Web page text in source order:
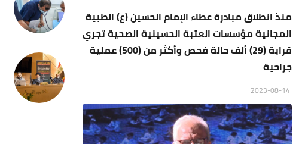
منذ انطلاق مبادرة عطاء الإمام الحسين (ع) الطبية
المجانية مؤسسات العتبة الحسينية الصحية تجري
قرابة (29) ألف حالة فحص وأكثر من (500) عملية
جراحية